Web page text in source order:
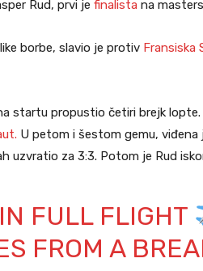
Rud, prvi je finalista na masters
borbe, slavio je protiv Fransiska
startu propustio četiri brejk
U petom i šestom gemu, viđena
uzvratio za 3:3. Potom je Rud
FULL FLIGHT
FROM A